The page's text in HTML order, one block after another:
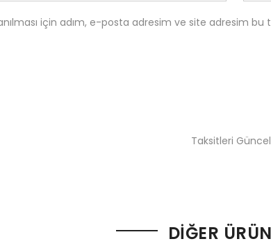
için adım, e-posta adresim ve site adresim bu
Taksitleri
DIĞER